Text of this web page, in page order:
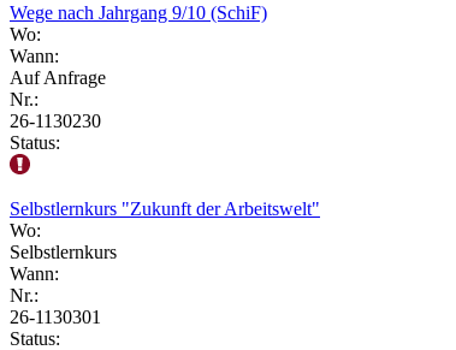
Wege nach Jahrgang 9/10 (SchiF)
Wo:
Wann:
Auf Anfrage
Nr.:
26-1130230
Status:
Selbstlernkurs "Zukunft der Arbeitswelt"
Wo:
Selbstlernkurs
Wann:
Nr.:
26-1130301
Status: